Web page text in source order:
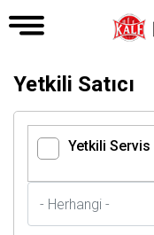
Yetkili Satıcı
Yetkili Servis